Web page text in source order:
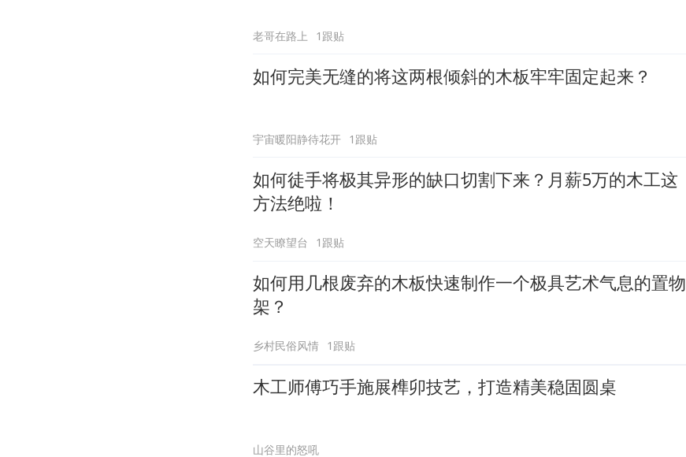
老哥在路上 1跟贴
如何完美无缝的将这两根倾斜的木板牢牢固定起来？
宇宙暖阳静待花开 1跟贴
如何徒手将极其异形的缺口切割下来？月薪5万的木工这
方法绝啦！
空天瞭望台 1跟贴
如何用几根废弃的木板快速制作一个极具艺术气息的置物
架？
乡村民俗风情 1跟贴
木工师傅巧手施展榫卯技艺，打造精美稳固圆桌
山谷里的怒吼